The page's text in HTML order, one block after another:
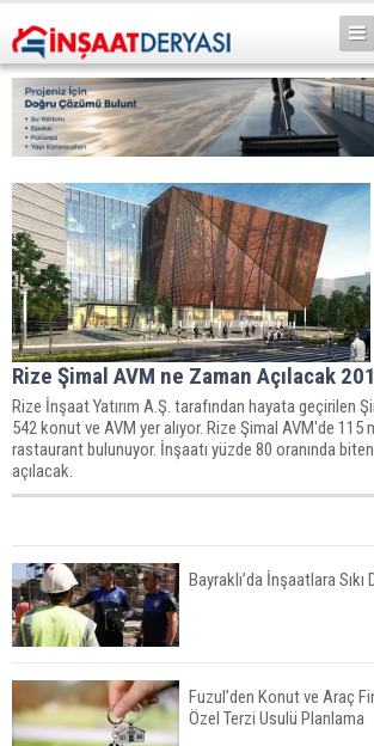
Rize Şimal AVM ne Zaman Açılacak
Rize İnşaat Yatırım A.Ş. tarafından hayata geçirilen
542 konut ve AVM yer alıyor. Rize Şimal AVM'de 115
rastaurant bulunuyor. İnşaatı yüzde 80 oranında
açılacak.
Bayraklı’da İnşaatlara Sıkı
Fuzul’den Konut ve Araç
Özel Terzi Usulü Planlama